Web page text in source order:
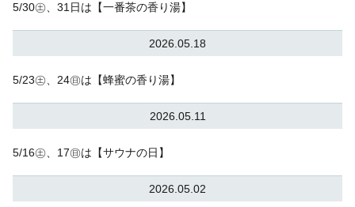
5/30㊏、31日は【一番茶の香り湯】
2026.05.18
5/23㊏、24㊐は【蜂蜜の香り湯】
2026.05.11
5/16㊏、17㊐は【サウナの日】
2026.05.02